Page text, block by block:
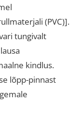
(PVC)].
tungivalt
kindlus.
lõpp-pinnast